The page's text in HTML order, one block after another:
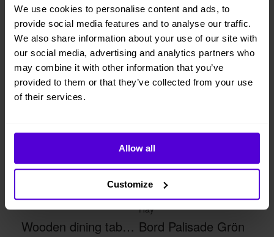
We use cookies to personalise content and ads, to
provide social media features and to analyse our traffic.
We also share information about your use of our site with
our social media, advertising and analytics partners who
may combine it with other information that you’ve
provided to them or that they’ve collected from your use
of their services.
Allow all
Customize
uppsägningstid
Liknande produkter
1 i lager
Wooden dining table - black/brown
1 i lager
Hay
Bord Palisade Grön